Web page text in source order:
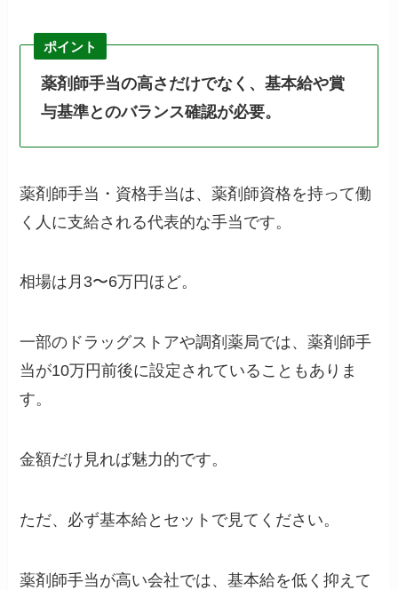
ポイント
薬剤師手当の高さだけでなく、基本給や賞
与基準とのバランス確認が必要。
薬剤師手当・資格手当は、薬剤師資格を持って働
く人に支給される代表的な手当です。
相場は月3〜6万円ほど。
一部のドラッグストアや調剤薬局では、薬剤師手
当が10万円前後に設定されていることもありま
す。
金額だけ見れば魅力的です。
ただ、必ず基本給とセットで見てください。
薬剤師手当が高い会社では、基本給を低く抑えて